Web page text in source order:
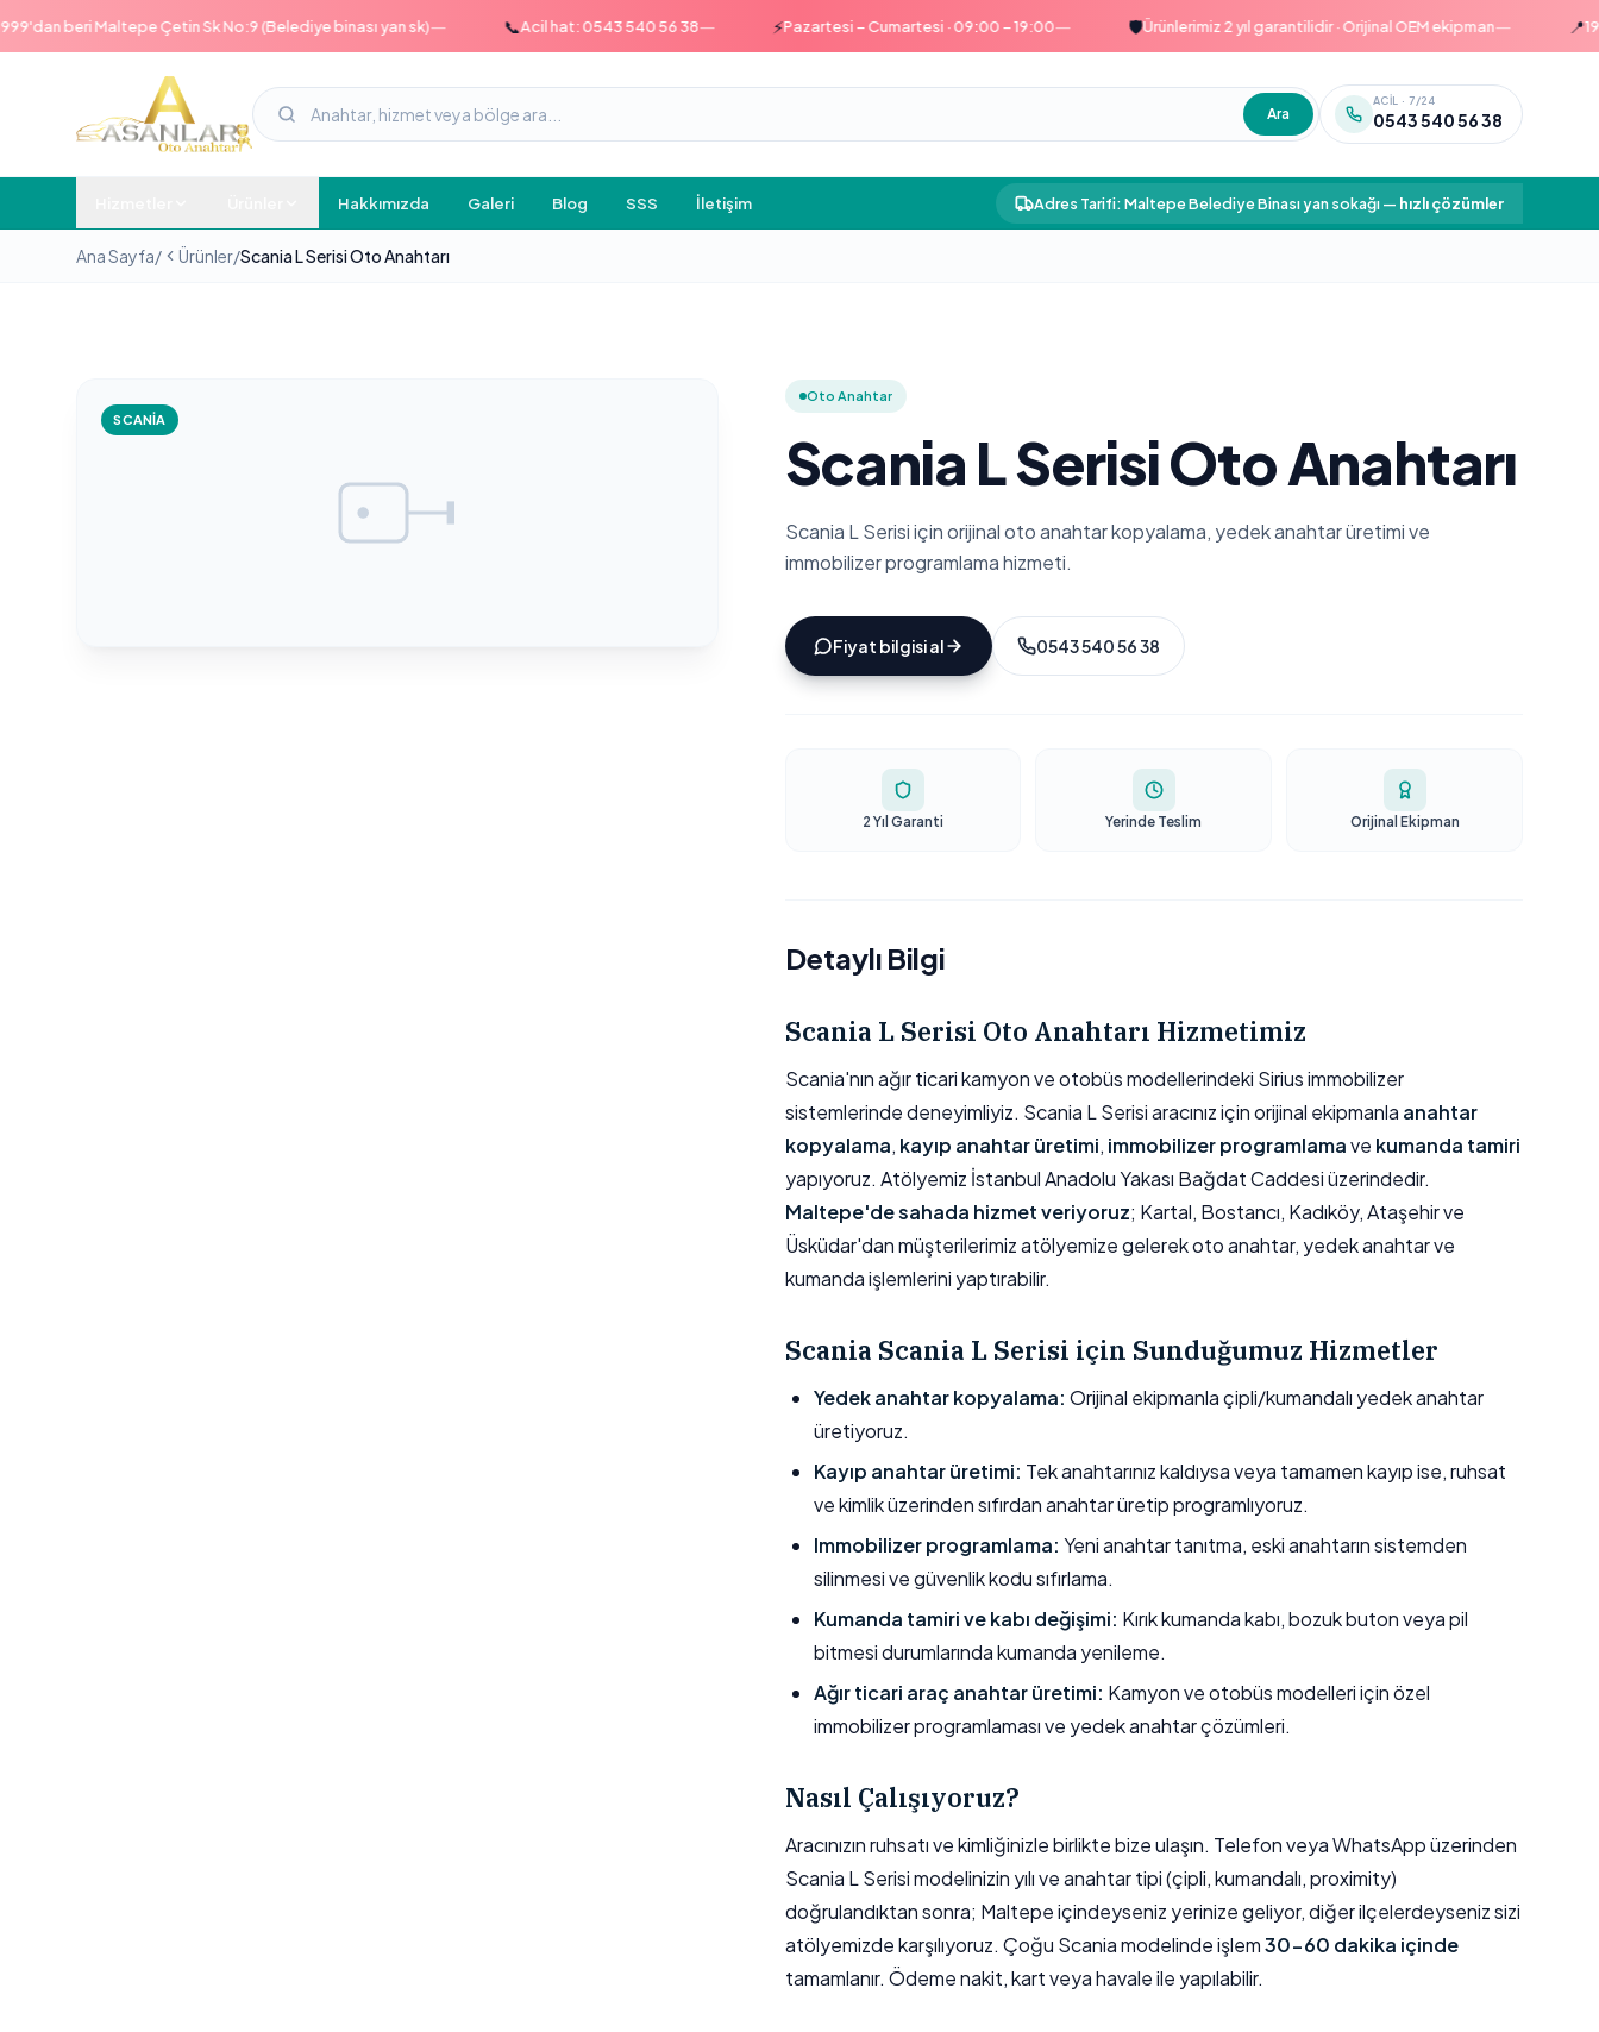
beri Maltepe Çetin Sk No:9 (Belediye binası yan sk)— Acil hat: 0543 540 56 38— Pazartesi – Cumartesi · 09:00 – 19:00— Ürünlerimiz 2 yıl garantilidir · Orijinal OEM ekipman—
Ara
ACIL · 7/24
0543 540 56 38
Hakkımızda Galeri Blog SSS İletişim Adres Tarifi: Maltepe Belediye Binası yan sokağı— hızlı çözümler
Ana Sayfa/ Ürünler/Scania L Serisi Oto Anahtarı
SCANIA
Oto Anahtar
Scania L Serisi Oto Anahtarı
Scania L Serisi için orijinal oto anahtar kopyalama, yedek anahtar üretimi ve
immobilizer programlama hizmeti.
Fiyat bilgisi al 0543 540 56 38
2 Yıl Garanti Yerinde Teslim Orijinal Ekipman
Detaylı Bilgi
Scania L Serisi Oto Anahtarı Hizmetimiz
Scania'nın ağır ticari kamyon ve otobüs modellerindeki Sirius immobilizer
sistemlerinde deneyimliyiz. Scania L Serisi aracınız için orijinal ekipmanla anahtar
kopyalama, kayıp anahtar üretimi, immobilizer programlamave kumanda tamiri
yapıyoruz. Atölyemiz İstanbul Anadolu Yakası Bağdat Caddesi üzerindedir.
Maltepe'de sahada hizmet veriyoruz; Kartal, Bostancı, Kadıköy, Ataşehir ve
Üsküdar'dan müşterilerimiz atölyemize gelerek oto anahtar, yedek anahtar ve
kumanda işlemlerini yaptırabilir.
Scania Scania L Serisi için Sunduğumuz Hizmetler
Yedek anahtar kopyalama: Orijinal ekipmanla çipli/kumandalı yedek anahtar
üretiyoruz.
Kayıp anahtar üretimi: Tek anahtarınız kaldıysa veya tamamen kayıp ise, ruhsat
ve kimlik üzerinden sıfırdan anahtar üretip programlıyoruz.
Immobilizer programlama: Yeni anahtar tanıtma, eski anahtarın sistemden
silinmesi ve güvenlik kodu sıfırlama.
Kumanda tamiri ve kabı değişimi: Kırık kumanda kabı, bozuk buton veya pil
bitmesi durumlarında kumanda yenileme.
Ağır ticari araç anahtar üretimi: Kamyon ve otobüs modelleri için özel
immobilizer programlaması ve yedek anahtar çözümleri.
Nasıl Çalışıyoruz?
Aracınızın ruhsatı ve kimliğinizle birlikte bize ulaşın. Telefon veya WhatsApp üzerinden
Scania L Serisi modelinizin yılı ve anahtar tipi (çipli, kumandalı, proximity)
doğrulandıktan sonra; Maltepe içindeyseniz yerinize geliyor, diğer ilçelerdeyseniz sizi
atölyemizde karşılıyoruz. Çoğu Scania modelinde işlem30-60 dakika içinde
tamamlanır. Ödeme nakit, kart veya havale ile yapılabilir.